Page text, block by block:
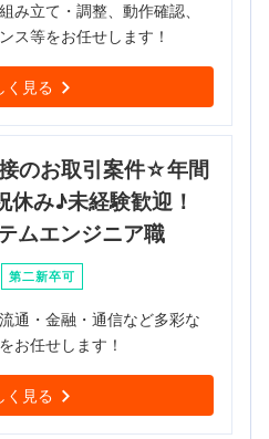
み立て・調整、動作確認、
ス等をお任せします！
く見る
のお取引案件☆年間
み♪未経験歓迎！
ムエンジニア職
第二新卒可
通・金融・通信など多彩な
お任せします！
く見る